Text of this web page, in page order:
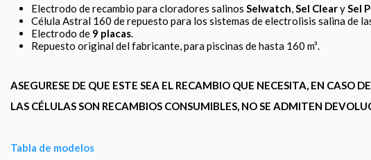
Electrodo de recambio para cloradores salinos Selwatch,Sel ClearySel
Célula Astral 160 de repuesto para los sistemas de electrolisis salina de
Electrodo de 9 placas.
Repuesto original del fabricante, para piscinas de hasta 160 m³.
ASEGURESE DE QUE ESTE SEA EL RECAMBIO QUE NECESITA, EN CASO
LAS CÉLULAS SON RECAMBIOS CONSUMIBLES, NO SE ADMITEN
Tabla de modelos